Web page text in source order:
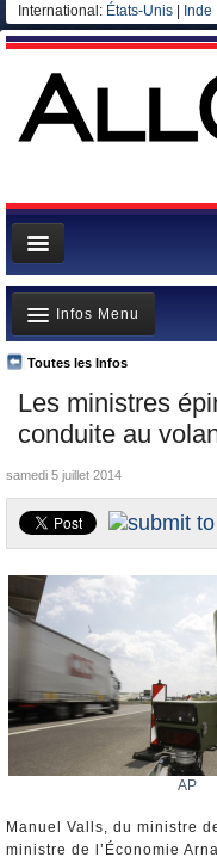
International: États-Unis Inde
Page d'accueil
Infos
Gouvernement
Ministères/Directions
Blog
Elections européennes
Les ministres
conduite au
Toutes les Infos
Infos Menu
A la Une
Polémiques
La France et le Monde
Nominations et Démissions
Elections européennes
Infos insolites
samedi 5 juillet 2014
AP
Manuel Valls, du ministre
ministre de l’Économie